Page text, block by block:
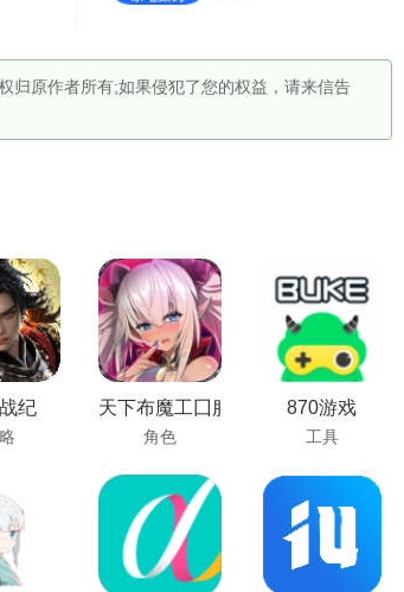
原作者所有;如果侵犯了您的权益，请来信告
纪 天下布魔工囗服
角色
870游戏
工具